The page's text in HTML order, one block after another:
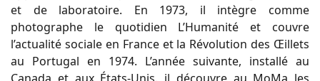
et de laboratoire. En 1973, il intègre comme
photographe le quotidien L’Humanité et couvre
l’actualité sociale en France et la Révolution des Œillets
au Portugal en 1974. L’année suivante, installé au